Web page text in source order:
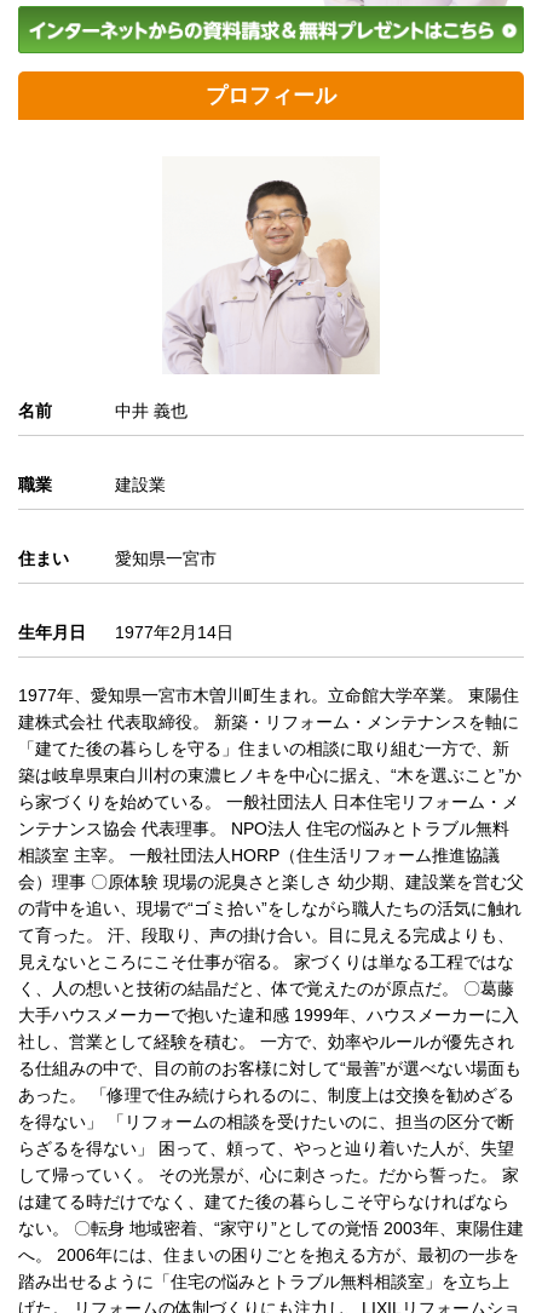
プロフィール
名前 中井 義也
職業 建設業
住まい 愛知県一宮市
生年月日 1977年2月14日
1977年、愛知県一宮市木曽川町生まれ。立命館大学卒業。 東陽住
建株式会社 代表取締役。 新築・リフォーム・メンテナンスを軸に
「建てた後の暮らしを守る」住まいの相談に取り組む一方で、新
築は岐阜県東白川村の東濃ヒノキを中心に据え、“木を選ぶこと”か
ら家づくりを始めている。 一般社団法人 日本住宅リフォーム・メ
ンテナンス協会 代表理事。 NPO法人 住宅の悩みとトラブル無料
相談室 主宰。 一般社団法人HORP（住生活リフォーム推進協議
会）理事 〇原体験 現場の泥臭さと楽しさ 幼少期、建設業を営む父
の背中を追い、現場で“ゴミ拾い”をしながら職人たちの活気に触れ
て育った。 汗、段取り、声の掛け合い。目に見える完成よりも、
見えないところにこそ仕事が宿る。 家づくりは単なる工程ではな
く、人の想いと技術の結晶だと、体で覚えたのが原点だ。 〇葛藤
大手ハウスメーカーで抱いた違和感 1999年、ハウスメーカーに入
社し、営業として経験を積む。 一方で、効率やルールが優先され
る仕組みの中で、目の前のお客様に対して“最善”が選べない場面も
あった。 「修理で住み続けられるのに、制度上は交換を勧めざる
を得ない」 「リフォームの相談を受けたいのに、担当の区分で断
らざるを得ない」 困って、頼って、やっと辿り着いた人が、失望
して帰っていく。 その光景が、心に刺さった。だから誓った。 家
は建てる時だけでなく、建てた後の暮らしこそ守らなければなら
ない。 〇転身 地域密着、“家守り”としての覚悟 2003年、東陽住建
へ。 2006年には、住まいの困りごとを抱える方が、最初の一歩を
踏み出せるように「住宅の悩みとトラブル無料相談室」を立ち上
げた。 リフォームの体制づくりにも注力し、LIXILリフォームショ